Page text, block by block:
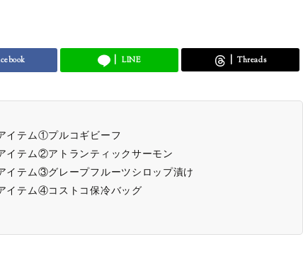
LINE Threads
イテム①プルコギビーフ
イテム②アトランティックサーモン
イテム③グレープフルーツシロップ漬け
イテム④コストコ保冷バッグ